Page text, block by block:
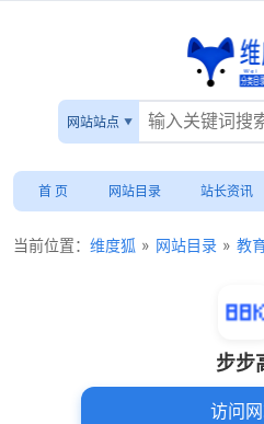
网站站点
首 页 网站目录 站长资讯
当前位置： 维度狐 » 网站目录 » 教
步步
访问